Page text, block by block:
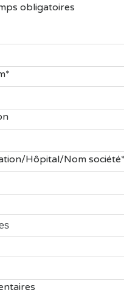
obligatoires
Hôpital/Nom société